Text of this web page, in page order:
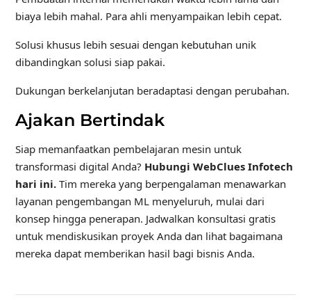
biaya lebih mahal. Para ahli menyampaikan lebih cepat.
Solusi khusus lebih sesuai dengan kebutuhan unik
dibandingkan solusi siap pakai.
Dukungan berkelanjutan beradaptasi dengan perubahan.
Ajakan Bertindak
Siap memanfaatkan pembelajaran mesin untuk
transformasi digital Anda? Hubungi WebClues Infotech
hari ini.Tim mereka yang berpengalaman menawarkan
layanan pengembangan ML menyeluruh, mulai dari
konsep hingga penerapan. Jadwalkan konsultasi gratis
untuk mendiskusikan proyek Anda dan lihat bagaimana
mereka dapat memberikan hasil bagi bisnis Anda.